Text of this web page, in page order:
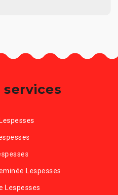
Lespesses
Lespesses